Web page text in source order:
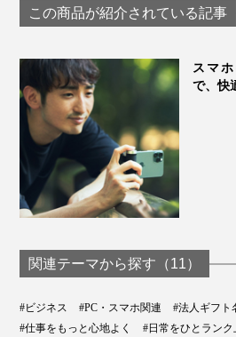
※写真はイメージです。エアコンをご使用の際は
いよう設置してください
定感バツグン！「マ
ジェットスタンド」
ート｜MaGdget
ンタン設置
「MagSafe
器」｜
この商品が紹介されている記事
スマ
で、快
関連テーマから探す（11）
#ビジネス #PC・スマホ関連
#法人ギフト
#仕事をもっと心地よく
#日常をひとラン